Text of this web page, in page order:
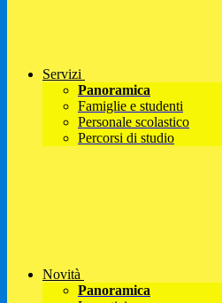
Servizi
Panoramica
Famiglie e studenti
Personale scolastico
Percorsi di studio
Novità
Panoramica